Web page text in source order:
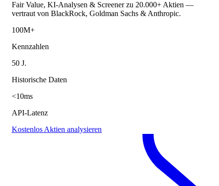
Fair Value, KI-Analysen & Screener zu 20.000+ Aktien —
vertraut von BlackRock, Goldman Sachs & Anthropic.
100M+
Kennzahlen
50 J.
Historische Daten
<10ms
API-Latenz
Kostenlos Aktien analysieren